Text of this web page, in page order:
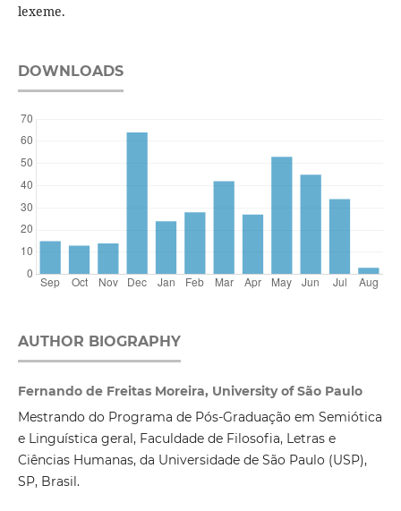
lexeme.
DOWNLOADS
AUTHOR BIOGRAPHY
Fernando de Freitas Moreira, University of São Paulo
Mestrando do Programa de Pós-Graduação em Semiótica
e Linguística geral, Faculdade de Filosofia, Letras e
Ciências Humanas, da Universidade de São Paulo (USP),
SP, Brasil.